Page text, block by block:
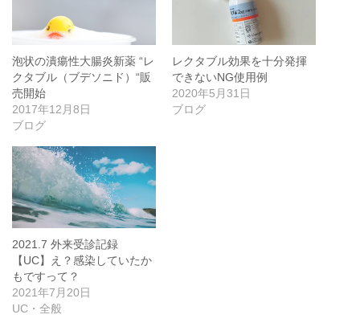
泡状の潰瘍性大腸炎新薬 “レ
クタブル（ブデソニド）“販
売開始
2017年12月8日
ブログ
レクタブル効果を十分発揮
できないNG使用例
2020年5月31日
ブログ
2021.7 外来受診記録
【UC】え？感染していたか
もですって？
2021年7月20日
UC・全般